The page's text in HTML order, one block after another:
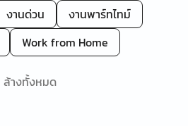
งานด่วน
งานพาร์ทไทม์
Work from Home
ล้างทั้งหมด